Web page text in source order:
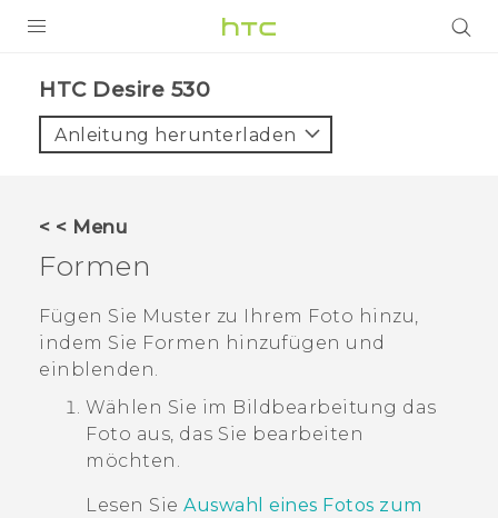
VIVE
UNTERSTÜTZUNG
HTC-Geräte und Zubehör
Anmelden
HTC Desire 530‎
Anleitung herunterladen
< < Menu
Formen
Fügen Sie Muster zu Ihrem Foto hinzu,
indem Sie Formen hinzufügen und
einblenden.
Wählen Sie im Bildbearbeitung das
Foto aus, das Sie bearbeiten
möchten.
Lesen Sie Auswahl eines Fotos zum